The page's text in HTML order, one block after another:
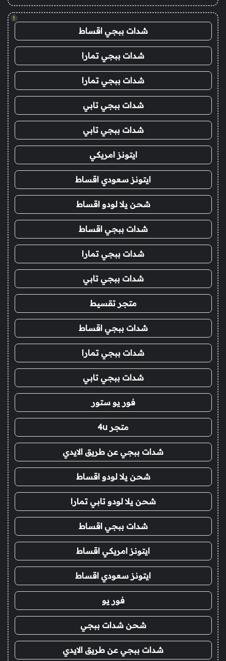
!
شدات ببجي اقساط
شدات ببجي تمارا
شدات ببجي تمارا
شدات ببجي تابي
شدات ببجي تابي
ايتونز امريكي
ايتونز سعودي اقساط
شحن يلا لودو اقساط
شدات ببجي اقساط
شدات ببجي تمارا
شدات ببجي تابي
متجر تقسيط
شدات ببجي اقساط
شدات ببجي تمارا
شدات ببجي تابي
فور يو ستور
متجر 4u
شدات ببجي عن طريق الايدي
شحن يلا لودو اقساط
شحن يلا لودو تابي تمارا
شدات ببجي اقساط
ايتونز امريكي اقساط
ايتونز سعودي اقساط
فور يو
شحن شدات ببجي
شدات ببجي عن طريق الايدي